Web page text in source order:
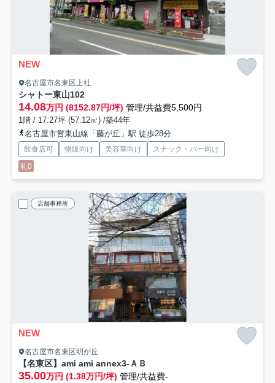
NEW
名古屋市名東区上社
シャトー東山102
14.08万円 (8152.87円/坪) 管理/共益費5,500円
1階 / 17.27坪 (57.12㎡) /築44年
名古屋市営東山線「藤が丘」駅 徒歩28分
飲食店可 物販向け 美容室向け
スナック・バー向け
礼0
店舗事務所
NEW
名古屋市名東区明が丘
【名東区】ami ami annex3-ＡＢ
35.00万円 (1.38万円/坪) 管理/共益費-